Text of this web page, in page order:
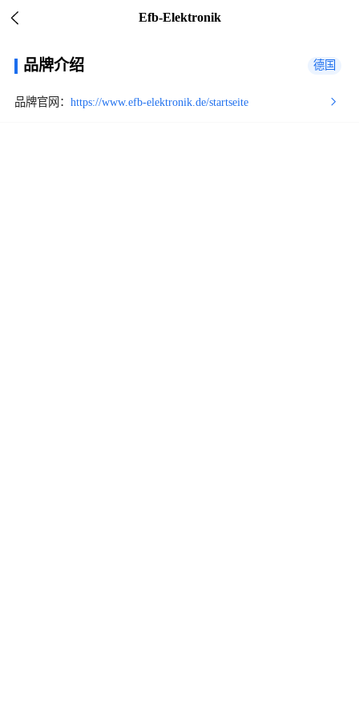
Efb-Elektronik
品牌介绍 德国
品牌官网： https://www.efb-elektronik.de/startseite